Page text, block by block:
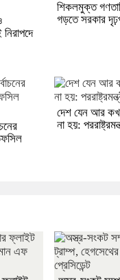
নিরাপদে
শিকলমুক্ত
গড়তে সরকার
দেশ যেন আর
না হয়: